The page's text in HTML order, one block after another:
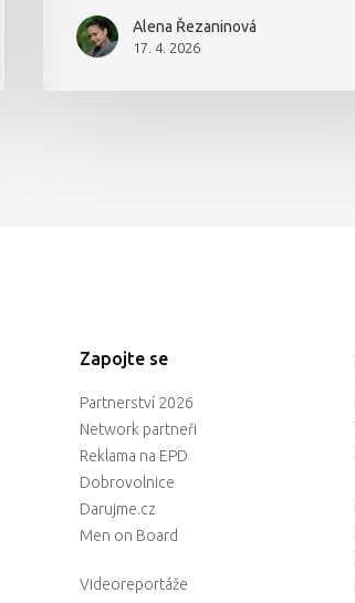
Alena Řezaninová
17. 4. 2026
Zapojte se
Partnerství 2026
Network partneři
Reklama na EPD
Dobrovolnice
Darujme.cz
Men on Board
Videoreportáže